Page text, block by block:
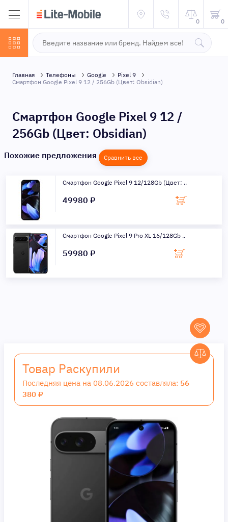
0 0
Главная Телефоны Google
Pixel 9
Смартфон Google Pixel 9 12 / 256Gb (Цвет: Obsidian)
Смартфон Google Pixel 9 12 /
256Gb (Цвет: Obsidian)
Похожие предложения Сравнить все
Смартфон Google Pixel 9 12/128Gb (Цвет: ..
49980 ₽
Смартфон Google Pixel 9 Pro XL 16/128Gb ..
59980 ₽
Товар Раскупили
Последняя цена на 08.06.2026 составляла: 56
380 ₽